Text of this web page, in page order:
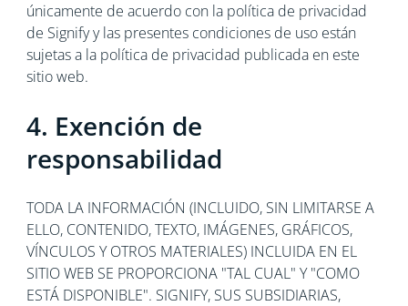
únicamente de acuerdo con la política de privacidad
de Signify y las presentes condiciones de uso están
sujetas a la política de privacidad publicada en este
sitio web.
4. Exención de
responsabilidad
TODA LA INFORMACIÓN (INCLUIDO, SIN LIMITARSE A
ELLO, CONTENIDO, TEXTO, IMÁGENES, GRÁFICOS,
VÍNCULOS Y OTROS MATERIALES) INCLUIDA EN EL
SITIO WEB SE PROPORCIONA "TAL CUAL" Y "COMO
ESTÁ DISPONIBLE". SIGNIFY, SUS SUBSIDIARIAS,